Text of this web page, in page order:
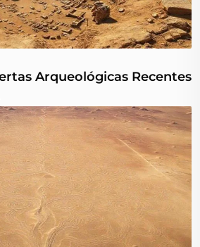
Arqueológicas Recentes